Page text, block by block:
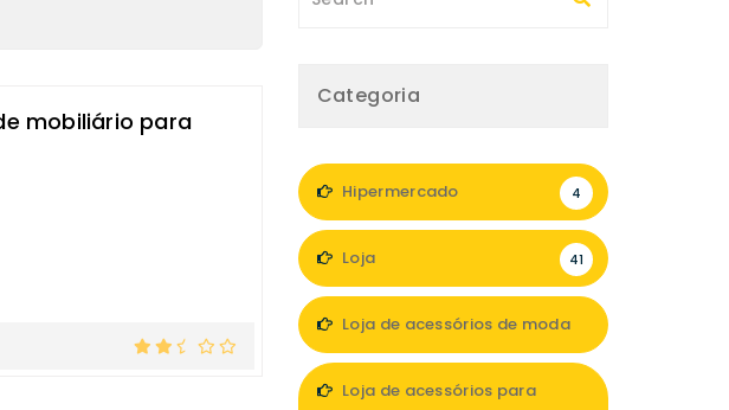
mobiliário para
Categoria
Hipermercado 4
Loja 41
Loja de acessórios de moda
Loja de acessórios para